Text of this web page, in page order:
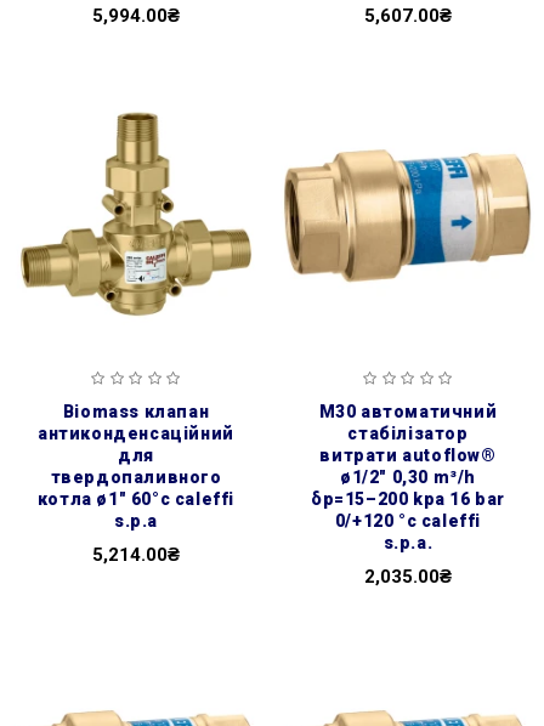
5,994.00₴ 5,607.00₴
biomass клапан
антиконденсаційний
для
твердопаливного
котла ø1″ 60°c caleffi
s.p.a
5,214.00₴
m30 автоматичний
стабілізатор
витрати autoflow®
ø1/2″ 0,30 m³/h
δp=15–200 kpa 16 bar
0/+120 °c caleffi
s.p.a.
2,035.00₴